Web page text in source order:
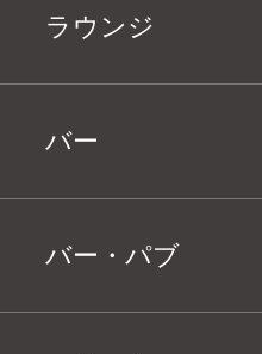
ラウンジ
バー
バー・パブ